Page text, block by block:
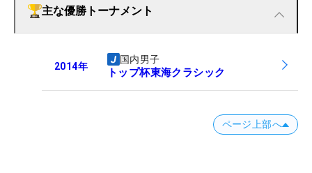
主な優勝トーナメント
2014年
国内男子
トップ杯東海クラシック
ページ上部へ